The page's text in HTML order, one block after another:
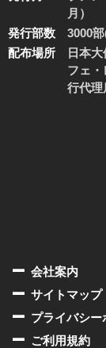
月）
発行部数
3000
配布場所
日本
フェ
行代理
会社案内
サイトマップ
プライバシー
ご利用規約